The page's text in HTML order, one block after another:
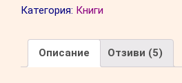
чародейката
21ви
век
Категория: Книги
Описание Отзиви (5)